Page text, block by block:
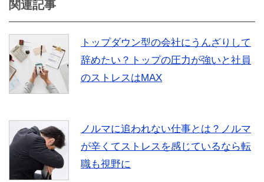
関連記事
トップダウン型の会社にうんざりして
辞めたい？トップの圧力が強いと社員
のストレスはMAX
ノルマに追われない仕事とは？ノルマ
が辛くてストレスを感じているなら転
職も視野に